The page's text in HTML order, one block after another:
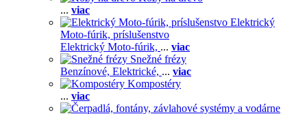
... viac
Elektrický
Moto-fúrik, príslušenstvo
Elektrický Moto-fúrik, ... viac
Snežné frézy
Benzínové, Elektrické, ... viac
Kompostéry
... viac